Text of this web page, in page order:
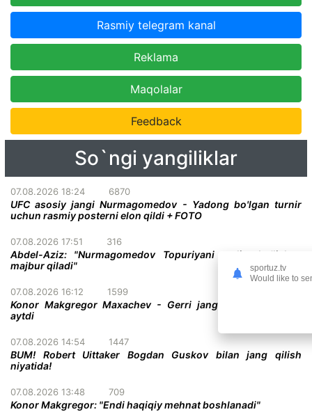
Rasmiy telegram kanal
Reklama
Maqolalar
Feedback
So`ngi yangiliklar
07.08.2026 18:24 6870
UFC asosiy jangi Nurmagomedov - Yadong bo'lgan turnir
uchun rasmiy posterni elon qildi + FOTO
07.08.2026 17:51 316
Abdel-Aziz: "Nurmagomedov Topuriyani taslim bo'lishga
majbur qiladi"
07.08.2026 16:12 1599
Konor Makgregor Maxachev - Gerri jangiga o'z taxminini
aytdi
07.08.2026 14:54 1447
BUM! Robert Uittaker Bogdan Guskov bilan jang qilish
niyatida!
07.08.2026 13:48 709
Konor Makgregor: "Endi haqiqiy mehnat boshlanadi"
sportuz.tv
Would like to